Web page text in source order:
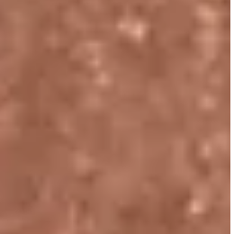
à fase de recebimento da
Federal da 3ª Região (TRF3) anulou,
por lavagem de dinheiro que
de Obras de Mato Grosso do Sul,
Rosana de Jesus Portela Giroto, e o